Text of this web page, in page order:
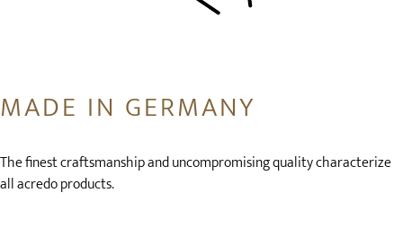
MADE IN GERMANY
The finest craftsmanship and uncompromising quality characterize
all acredo products.